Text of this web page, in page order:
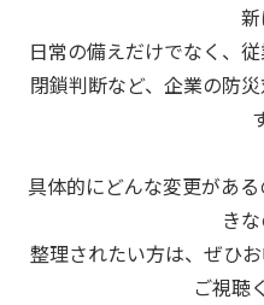
新
日常の備えだけでなく、
閉鎖判断など、企業の防
具体的にどんな変更があ
き
整理されたい方は、ぜひ
ご視聴